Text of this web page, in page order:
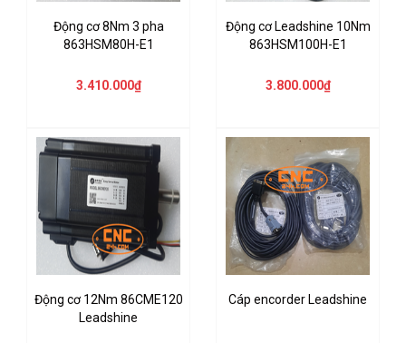
Động cơ 8Nm 3 pha
863HSM80H-E1
3.410.000₫
Động cơ Leadshine 10Nm
863HSM100H-E1
3.800.000₫
Động cơ 12Nm 86CME120
Leadshine
Cáp encorder Leadshine